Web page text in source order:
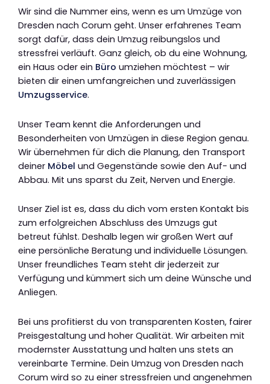
Wir sind die Nummer eins, wenn es um Umzüge von
Dresden nach Corum geht. Unser erfahrenes Team
sorgt dafür, dass dein Umzug reibungslos und
stressfrei verläuft. Ganz gleich, ob du eine Wohnung,
ein Haus oder ein Büro umziehen möchtest – wir
bieten dir einen umfangreichen und zuverlässigen
Umzugsservice.
Unser Team kennt die Anforderungen und
Besonderheiten von Umzügen in diese Region genau.
Wir übernehmen für dich die Planung, den Transport
deiner Möbel und Gegenstände sowie den Auf- und
Abbau. Mit uns sparst du Zeit, Nerven und Energie.
Unser Ziel ist es, dass du dich vom ersten Kontakt bis
zum erfolgreichen Abschluss des Umzugs gut
betreut fühlst. Deshalb legen wir großen Wert auf
eine persönliche Beratung und individuelle Lösungen.
Unser freundliches Team steht dir jederzeit zur
Verfügung und kümmert sich um deine Wünsche und
Anliegen.
Bei uns profitierst du von transparenten Kosten, fairer
Preisgestaltung und hoher Qualität. Wir arbeiten mit
modernster Ausstattung und halten uns stets an
vereinbarte Termine. Dein Umzug von Dresden nach
Corum wird so zu einer stressfreien und angenehmen